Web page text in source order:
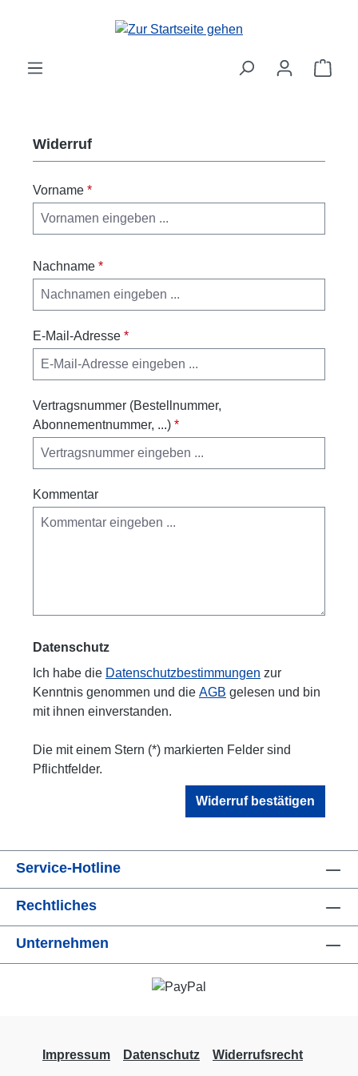
Zum Hauptinhalt springen
Widerruf
Vorname *
Nachname *
E-Mail-Adresse *
Vertragsnummer (Bestellnummer,
Abonnementnummer, ...) *
Kommentar
Datenschutz
Ich habe die Datenschutzbestimmungen zur
Kenntnis genommen und die AGB gelesen und bin
mit ihnen einverstanden.
Die mit einem Stern (*) markierten Felder sind
Pflichtfelder.
Widerruf bestätigen
Service-Hotline
Rechtliches
Unternehmen
Impressum Datenschutz
Widerrufsrecht